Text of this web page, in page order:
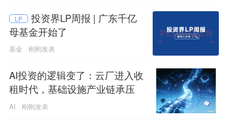
LP
投资界LP周报 | 广东千亿
母基金开始了
基金 刚刚发表
AI投资的逻辑变了：云厂进入收
租时代，基础设施产业链承压
AI 刚刚发表